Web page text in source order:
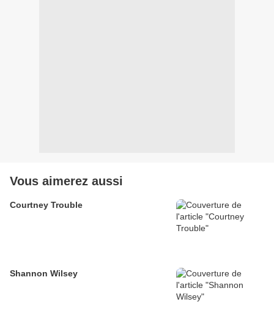
Vous aimerez aussi
Courtney Trouble
Shannon Wilsey